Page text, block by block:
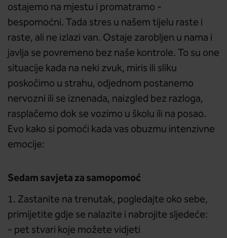
ostajemo na mjestu i promatramo -
bespomoćni. Tada stres u našem tijelu raste i
raste, ali ne izlazi van. Ostaje zarobljen u nama i
javlja se povremeno bez naše kontrole. To su one
situacije kada na neki zvuk, miris ili sliku
poskočimo u strahu, odjednom postanemo
nervozni ili se iznenada, naizgled bez razloga,
rasplačemo dok se vozimo u školu ili na posao.
Evo kako si pomoći kada vas obuzmu intenzivne
emocije:
Sedam savjeta za samopomoć
1. Zastanite na trenutak, pogledajte oko sebe,
primijetite gdje se nalazite i nabrojite sljedeće:
- pet stvari koje možete vidjeti